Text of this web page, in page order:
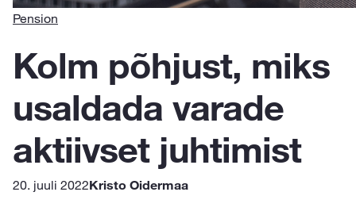
Pension
Kolm põhjust, miks
usaldada varade
aktiivset juhtimist
20. juuli 2022Kristo Oidermaa